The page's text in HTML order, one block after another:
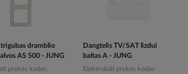
trigubas dramblio
AS 500 - JUNG
prekės kodas
Dangtelis TV/SAT lizdui
baltas A - JUNG
Elektrobalt prekės kodas